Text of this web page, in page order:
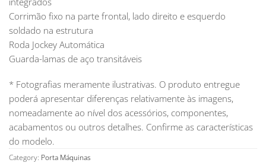
Corrimão fixo na parte frontal, lado direito e esquerdo
soldado na estrutura
Roda Jockey Automática
Guarda-lamas de aço transitáveis
* Fotografias meramente ilustrativas. O produto entregue
poderá apresentar diferenças relativamente às imagens,
nomeadamente ao nível dos acessórios, componentes,
acabamentos ou outros detalhes. Confirme as características
do modelo.
Category: Porta Máquinas